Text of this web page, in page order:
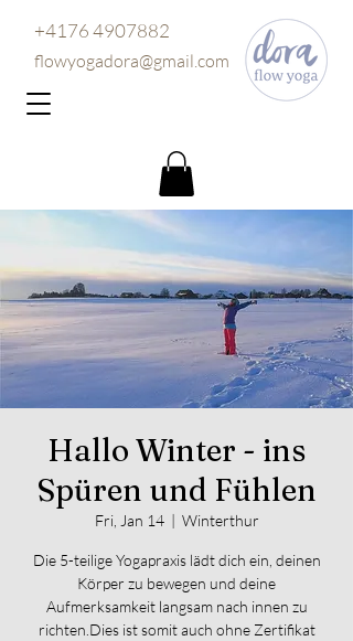
flowyogadora@gmail.com
+4176 4907882
Hallo Winter - ins
Spüren und Fühlen
Fri, Jan 14
  |
Winterthur
Die 5-teilige Yogapraxis lädt dich ein, deinen
Körper zu bewegen und deine
Aufmerksamkeit langsam nach innen zu
richten.Dies ist somit auch ohne Zertifikat